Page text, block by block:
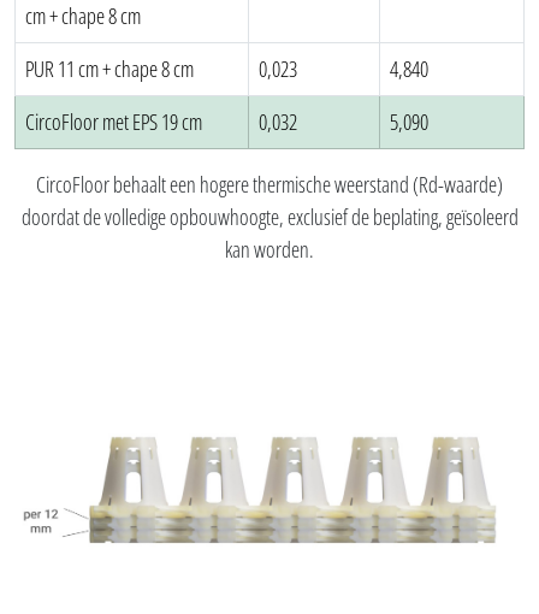
cm + chape 8 cm
PUR 11 cm + chape 8 cm 0,023
4,840
CircoFloor met EPS 19 cm
0,032 5,090
CircoFloor behaalt een hogere thermische weerstand (Rd-waarde)
doordat de volledige opbouwhoogte, exclusief de beplating, geïsoleerd
kan worden.